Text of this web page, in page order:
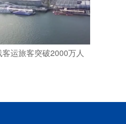
运旅客突破2000万人